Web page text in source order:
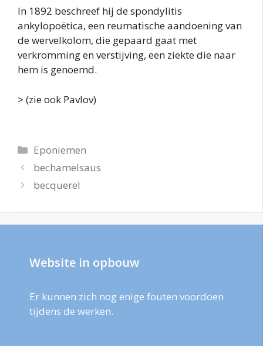
In 1892 beschreef hij de spondylitis
ankylopoëtica, een reumatische aandoening van
de wervelkolom, die gepaard gaat met
verkromming en verstijving, een ziekte die naar
hem is genoemd.
> (zie ook Pavlov)
Categorieën
Eponiemen
bechamelsaus
becquerel
Website in opbouw
Er kunnen zich nog enige fouten voordoen
tijdens de werken.